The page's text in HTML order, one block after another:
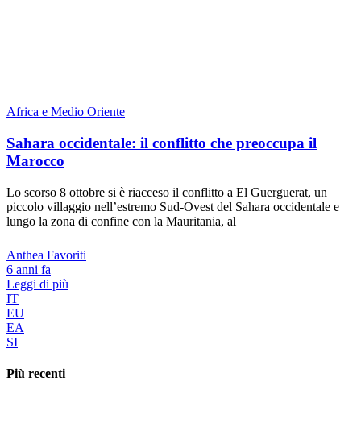
Africa e Medio Oriente
Sahara occidentale: il conflitto che preoccupa il
Marocco
Lo scorso 8 ottobre si è riacceso il conflitto a El Guerguerat, un
piccolo villaggio nell’estremo Sud-Ovest del Sahara occidentale e
lungo la zona di confine con la Mauritania, al
Anthea Favoriti
6 anni fa
Leggi di più
IT
EU
EA
SI
Più recenti